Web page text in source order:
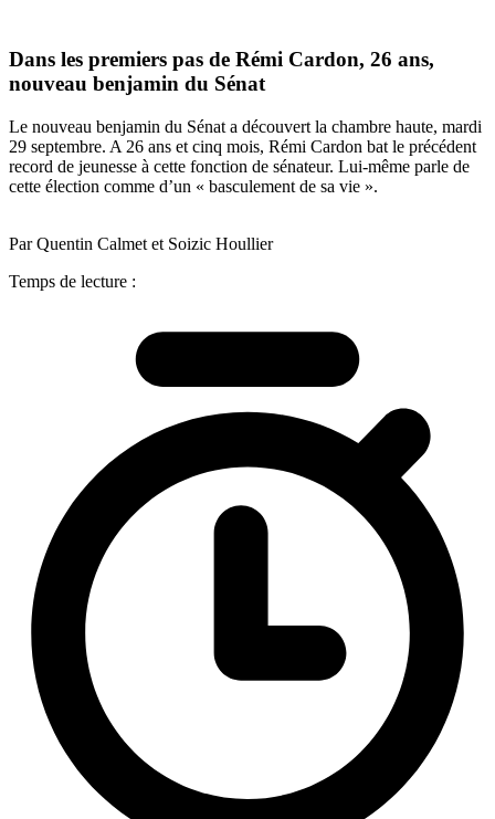
Dans les premiers pas de Rémi Cardon, 26 ans,
nouveau benjamin du Sénat
Le nouveau benjamin du Sénat a découvert la chambre haute, mardi
29 septembre. A 26 ans et cinq mois, Rémi Cardon bat le précédent
record de jeunesse à cette fonction de sénateur. Lui-même parle de
cette élection comme d’un « basculement de sa vie ».
Par Quentin Calmet et Soizic Houllier
Temps de lecture :